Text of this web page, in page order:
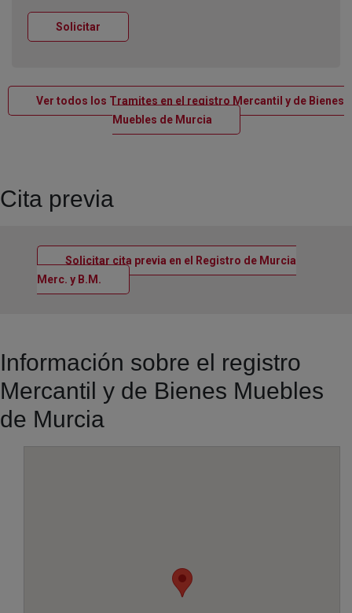
Solicitar
Ver todos los Tramites en el registro Mercantil y de Bienes
Muebles de MurciaVentana nueva
Cita previa
Solicitar cita previa en el Registro de Murcia
Merc. y B.M. Ventana nueva
Información sobre el registro
Mercantil y de Bienes Muebles
de Murcia